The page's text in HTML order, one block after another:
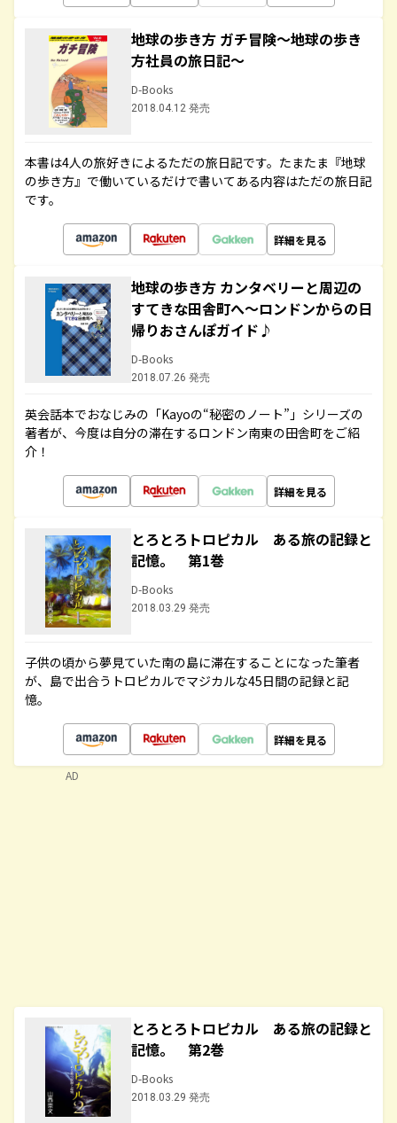
地球の歩き方 ガチ冒険～地球の歩き
方社員の旅日記～
D-Books
2018.04.12 発売
本書は4人の旅好きによるただの旅日記です。たまたま『地球
の歩き方』で働いているだけで書いてある内容はただの旅日記
です。
詳細を見る
地球の歩き方 カンタベリーと周辺の
すてきな田舎町へ～ロンドンからの日
帰りおさんぽガイド♪
D-Books
2018.07.26 発売
英会話本でおなじみの「Kayoの“秘密のノート”」シリーズの
著者が、今度は自分の滞在するロンドン南東の田舎町をご紹
介！
詳細を見る
とろとろトロピカル ある旅の記録と
記憶。 第1巻
D-Books
2018.03.29 発売
子供の頃から夢見ていた南の島に滞在することになった筆者
が、島で出合うトロピカルでマジカルな45日間の記録と記
憶。
詳細を見る
とろとろトロピカル ある旅の記録と
記憶。 第2巻
D-Books
2018.03.29 発売
AD